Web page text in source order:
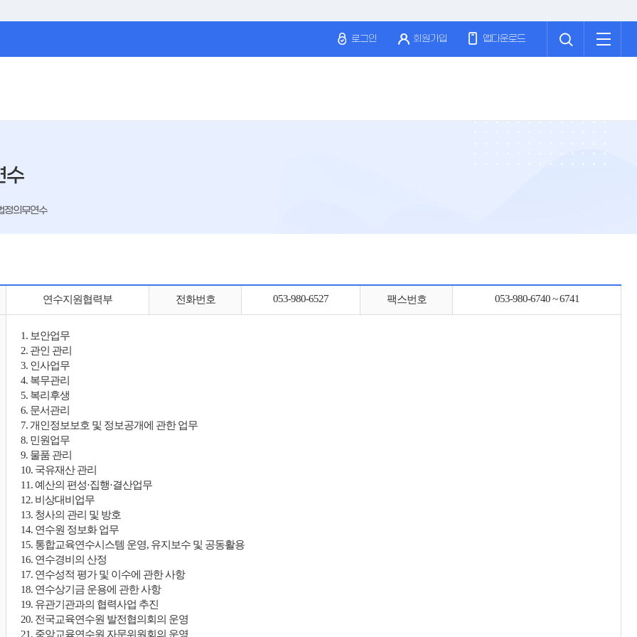
로그인 회원가입 앱다운로드
뉴
수
정의무연수
연수지원협력부 전화번호 053-980-6527 팩스번호 053-980-6740 ~ 6741
1. 보안업무
2. 관인 관리
3. 인사업무
4. 복무관리
5. 복리후생
6. 문서관리
7. 개인정보보호 및 정보공개에 관한 업무
8. 민원업무
9. 물품 관리
10. 국유재산 관리
11. 예산의 편성·집행·결산업무
12. 비상대비업무
13. 청사의 관리 및 방호
14. 연수원 정보화 업무
15. 통합교육연수시스템 운영, 유지보수 및 공동활용
16. 연수경비의 산정
17. 연수성적 평가 및 이수에 관한 사항
18. 연수상기금 운용에 관한 사항
19. 유관기관과의 협력사업 추진
20. 전국교육연수원 발전협의회의 운영